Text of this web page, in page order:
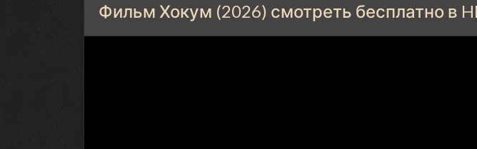
Фильм Хокум (2026) смотреть бесплатно в